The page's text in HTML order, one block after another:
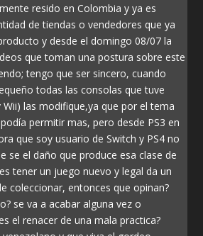
resido en Colombia y ya es
de tiendas o vendedores que ya
y desde el domingo 08/07 la
que toman una postura sobre este
tengo que ser sincero, cuando
todas las consolas que tuve
Wii) las modifique,ya que por el tema
permitir mas, pero desde PS3 en
que soy usuario de Switch y PS4 no
se el daño que produce esa clase de
tener un juego nuevo y legal da un
coleccionar, entonces que opinan?
se va a acabar alguna vez o
el renacer de una mala practica?